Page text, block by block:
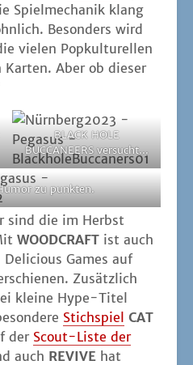
Spiel­me­cha­nik klang
Beson­ders wird
vie­len Pop­kul­tu­rel­len
Aber ob die­ser
BLACK HOLE
BUCCANEERS versucht...
zu punkten.
sind die im Herbst
WOODCRAFT ist auch
Games auf
Zusätz­lich
klei­ne Hype-Titel
Stich­spiel CAT
der Scout-Lis­te der
auch REVIVE hat